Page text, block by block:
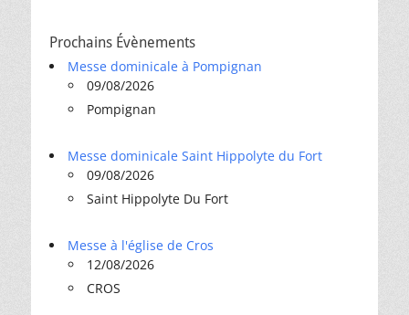
Prochains Évènements
Messe dominicale à Pompignan
09/08/2026
Pompignan
Messe dominicale Saint Hippolyte du Fort
09/08/2026
Saint Hippolyte Du Fort
Messe à l'église de Cros
12/08/2026
CROS